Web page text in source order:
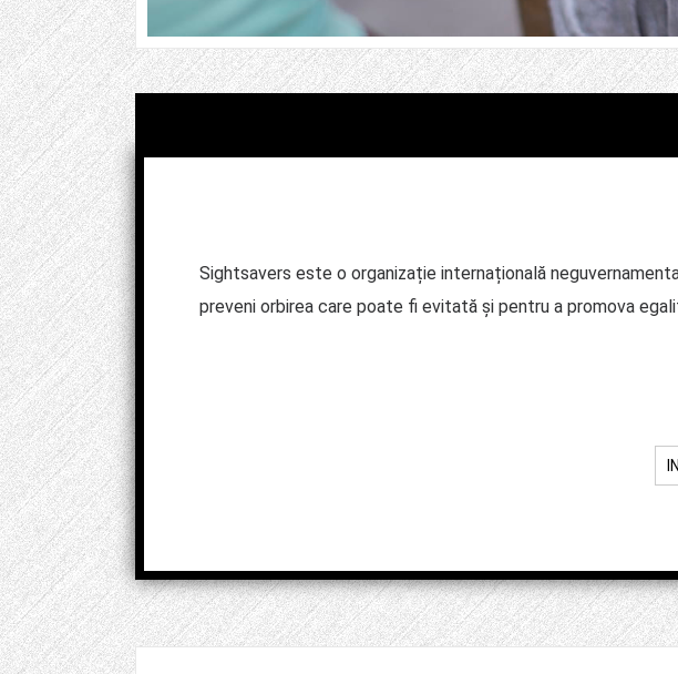
Sightsavers este o organizație internațională
preveni orbirea care poate fi evitată și pentru a promova